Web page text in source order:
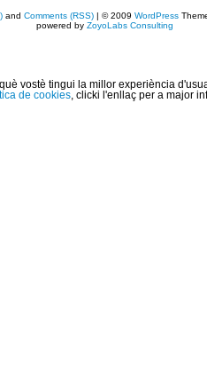
andComments (RSS) | © 2009WordPress
powered byZoyoLabs Consulting
vostè tingui la millor experiència
de cookies, clicki l'enllaç per a major